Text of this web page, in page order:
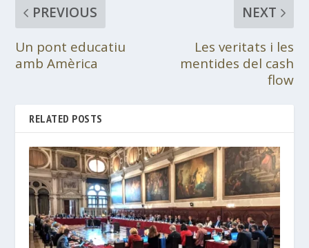
PREVIOUS
Un pont educatiu
amb Amèrica
NEXT
Les veritats i les
mentides del cash
flow
RELATED POSTS